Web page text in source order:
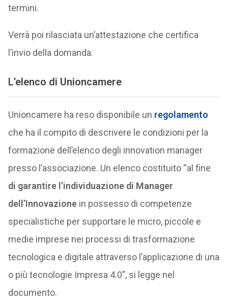
termini.
Verrà poi rilasciata un’attestazione che certifica
l’invio della domanda.
L’elenco di Unioncamere
Unioncamere ha reso disponibile un regolamento
che ha il compito di descrivere le condizioni per la
formazione dell’elenco degli innovation manager
presso l’associazione. Un elenco costituito “al fine
di garantire l’individuazione di Manager
dell’Innovazionein possesso di competenze
specialistiche per supportare le micro, piccole e
medie imprese nei processi di trasformazione
tecnologica e digitale attraverso l’applicazione di una
o più tecnologie Impresa 4.0″, si legge nel
documento.